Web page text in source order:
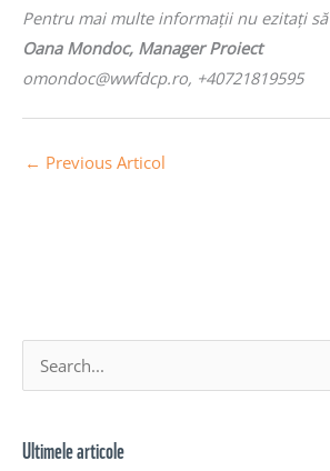
Pentru mai multe informații nu ezitați
Oana Mondoc, Manager Proiect
omondoc@wwfdcp.ro, +40721819595
← Previous Articol
r
Ultimele articole
r
i